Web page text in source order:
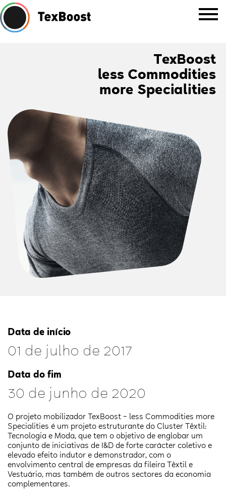
TexBoost
less Commodities
more Specialities
Data de início
01 de julho de 2017
Data do fim
30 de junho de 2020
O projeto mobilizador TexBoost – less Commodities more
Specialities é um projeto estruturante do Cluster Têxtil:
Tecnologia e Moda, que tem o objetivo de englobar um
conjunto de iniciativas de I&D de forte carácter coletivo e
elevado efeito indutor e demonstrador, com o
envolvimento central de empresas da fileira Têxtil e
Vestuário, mas também de outros sectores da economia
complementares.